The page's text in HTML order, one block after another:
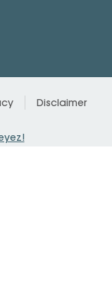
Disclaimer